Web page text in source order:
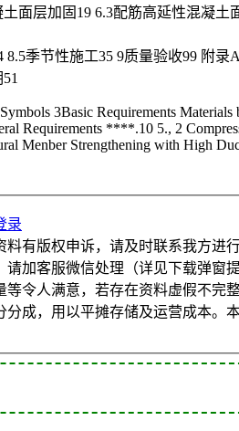
面层加固19 6.3配筋高延性混凝
8.5季节性施工35 9质量验收99
3Basic Requirements
Requirements ****.10 5., 2
Menber Strengthening with High
录
有版权申诉，请及时联系我方进
加客服微信处理（详见下载弹窗提
令人满意，若存在资料虚假不完
成，用以平摊存储及运营成本。